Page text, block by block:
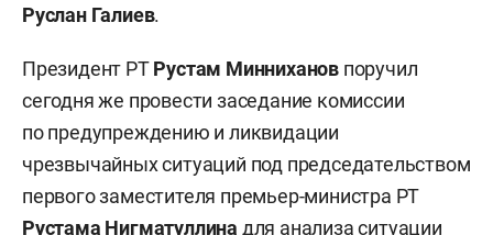
Руслан Галиев.
Президент РТРустам Минниханов поручил
сегодня же провести заседание комиссии
по предупреждению и ликвидации
чрезвычайных ситуаций под председательством
первого заместителя премьер-министра РТ
Рустама Нигматуллина для анализа ситуации